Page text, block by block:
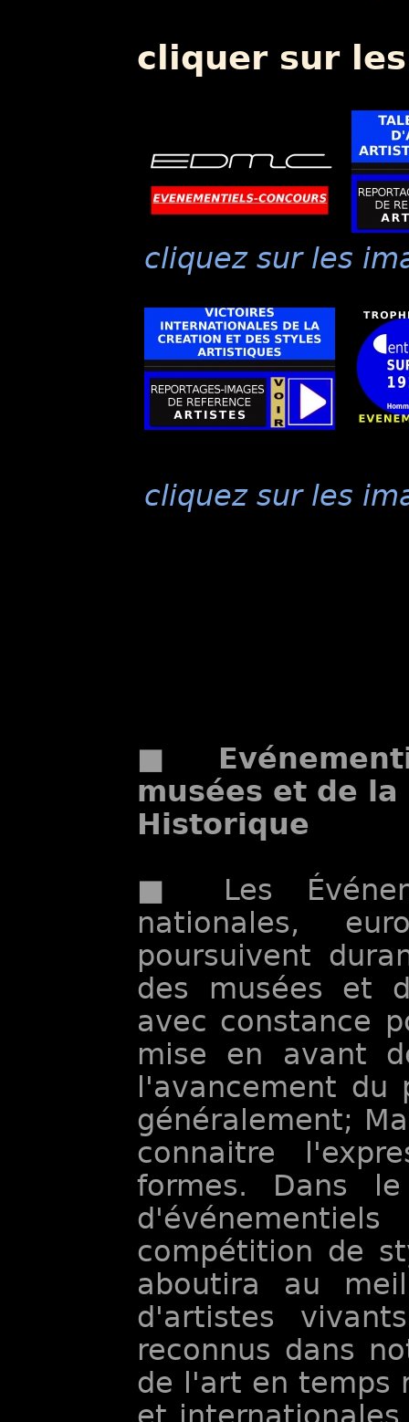
cliquer sur
cliquez sur les
cliquez sur les
■
musées et de
Historique
■ Les
nationales,
poursuivent
des musées et
avec constance
mise en avant
l'avancement
généralement;
connaitre
formes. Dans
compétition de
aboutira au
d'artistes
reconnus dans
de l'art en temps